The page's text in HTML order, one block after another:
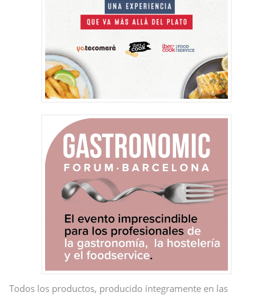
Todos los productos, producido íntegramente en las